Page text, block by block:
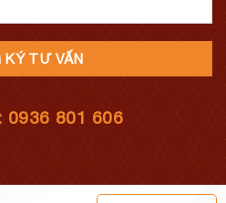
0936 801 606